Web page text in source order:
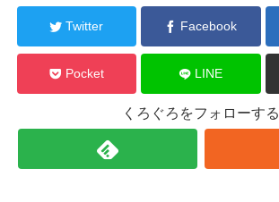
Twitter Facebook
Pocket LINE
くろぐろをフォローする